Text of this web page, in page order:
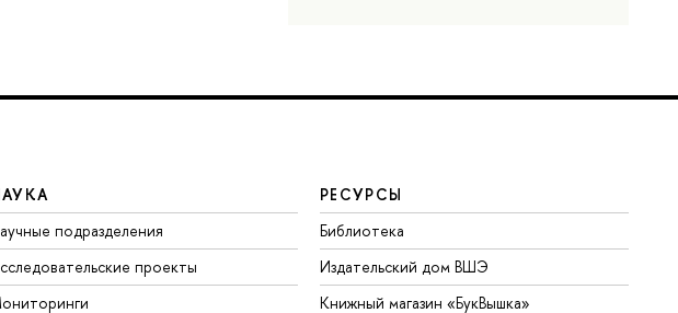
подразделения
проекты
РЕСУРСЫ
Библиотека
Издательский дом ВШЭ
Книжный магазин «БукВышка»